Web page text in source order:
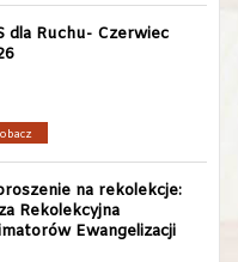
dla Ruchu- Czerwiec
na rekolekcje:
Rekolekcyjna
Ewangelizacji